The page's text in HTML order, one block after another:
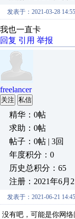
发表于：2021-03-28
我也一直卡
回复 引用 举报
freelancer
关注 私信
精华：0帖
求助：0帖
帖子：0帖 | 3回
年度积分：0
历史总积分：65
注册：2021年6月
发表于：2021-06-21
没有吧，可能是你网